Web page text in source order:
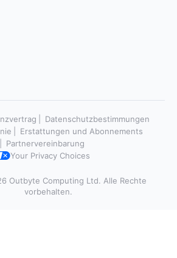
Datenschutzbestimmungen
Erstattungen und Abonnements
Partnervereinbarung
Your Privacy Choices
Outbyte Computing Ltd. Alle Rechte
vorbehalten.